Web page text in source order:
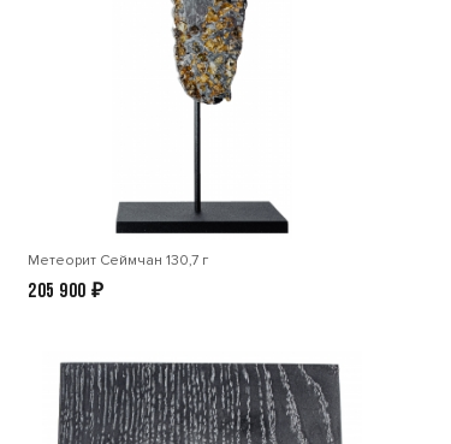
Метеорит Сеймчан 130,7 г
205 900 ₽